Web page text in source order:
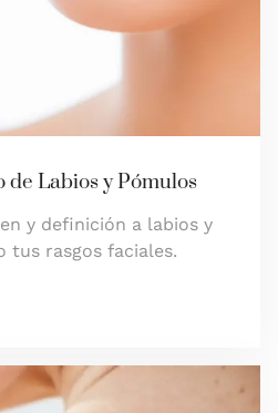
de Labios y Pómulos
y definición a labios y
tus rasgos faciales.